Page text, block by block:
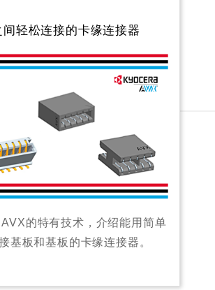
轻松连接的卡缘连接器
的特有技术，介绍能用简单
基板和基板的卡缘连接器。